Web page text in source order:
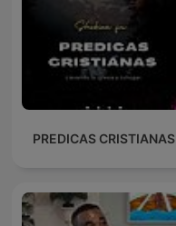
PREDICAS CRISTIANAS